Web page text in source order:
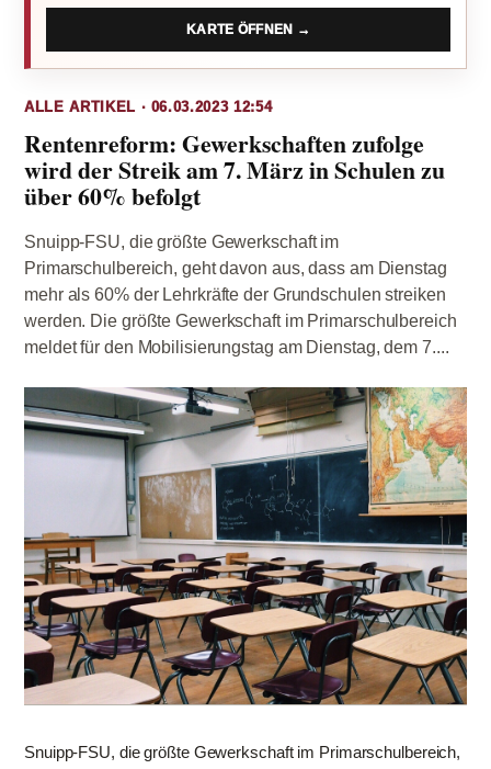
KARTE ÖFFNEN →
ALLE ARTIKEL · 06.03.2023 12:54
Rentenreform: Gewerkschaften zufolge
wird der Streik am 7. März in Schulen zu
über 60% befolgt
Snuipp-FSU, die größte Gewerkschaft im
Primarschulbereich, geht davon aus, dass am Dienstag
mehr als 60% der Lehrkräfte der Grundschulen streiken
werden. Die größte Gewerkschaft im Primarschulbereich
meldet für den Mobilisierungstag am Dienstag, dem 7....
Snuipp-FSU, die größte Gewerkschaft im Primarschulbereich,